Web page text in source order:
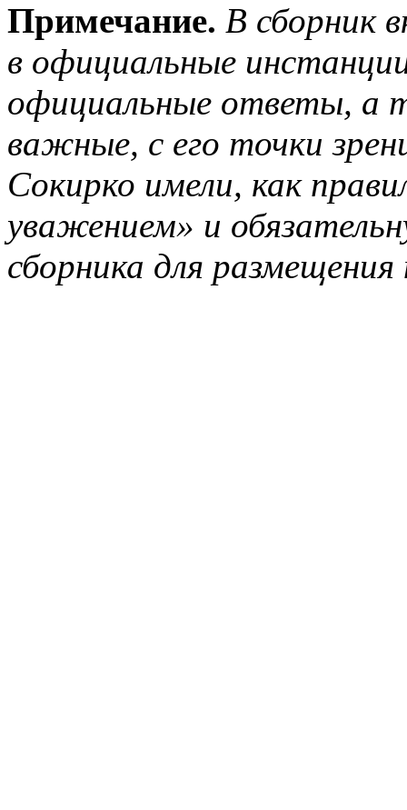
Примечание. В сборник
в официальные
официальные ответы, а
важные, с его точки
Сокирко имели, как
уважением» и
сборника для